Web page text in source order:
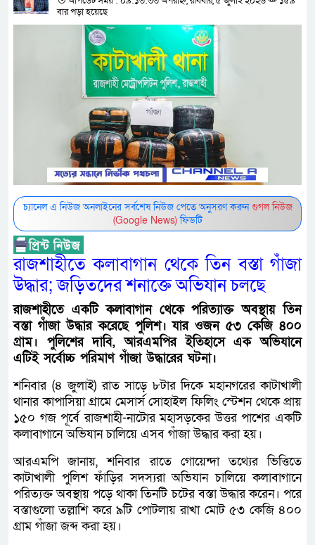
বার পড়া হয়েছে
চ্যানেল এ নিউজ অনলাইনের সর্বশেষ নিউজ পেতে অনুসরণ করুনগুগল নিউজ
(Google News)ফিডটি
রাজশাহীতে কলাবাগান থেকে তিন বস্তা গাঁজা
উদ্ধার; জড়িতদের শনাক্তে অভিযান চলছে
রাজশাহীতে একটি কলাবাগান থেকে পরিত্যাক্ত অবস্থায় তিন
বস্তা গাঁজা উদ্ধার করেছে পুলিশ। যার ওজন ৫৩ কেজি ৪০০
গ্রাম। পুলিশের দাবি, আরএমপির ইতিহাসে এক অভিযানে
এটিই সর্বোচ্চ পরিমাণ গাঁজা উদ্ধারের ঘটনা।
শনিবার (৪ জুলাই) রাত সাড়ে ৮টার দিকে মহানগরের কাটাখালী
থানার কাপাসিয়া গ্রামে মেসার্স সোহাইল ফিলিং স্টেশন থেকে প্রায়
১৫০ গজ পূর্বে রাজশাহী-নাটোর মহাসড়কের উত্তর পাশের একটি
কলাবাগানে অভিযান চালিয়ে এসব গাঁজা উদ্ধার করা হয়।
আরএমপি জানায়, শনিবার রাতে গোয়েন্দা তথ্যের ভিত্তিতে
কাটাখালী পুলিশ ফাঁড়ির সদস্যরা অভিযান চালিয়ে কলাবাগানে
পরিত্যক্ত অবস্থায় পড়ে থাকা তিনটি চটের বস্তা উদ্ধার করেন। পরে
বস্তাগুলো তল্লাশি করে ৯টি পোটলায় রাখা মোট ৫৩ কেজি ৪০০
গ্রাম গাঁজা জব্দ করা হয়।